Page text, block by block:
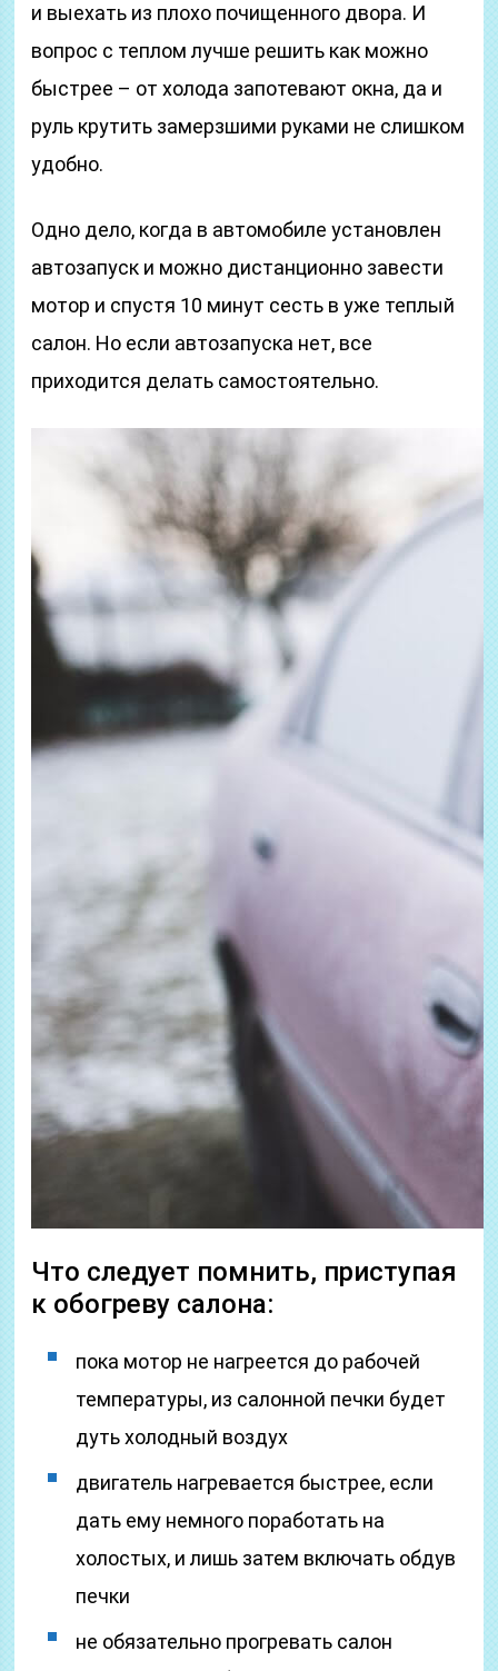
и выехать из плохо почищенного двора. И
вопрос с теплом лучше решить как можно
быстрее – от холода запотевают окна, да и
руль крутить замерзшими руками не слишком
удобно.
Одно дело, когда в автомобиле установлен
автозапуск и можно дистанционно завести
мотор и спустя 10 минут сесть в уже теплый
салон. Но если автозапуска нет, все
приходится делать самостоятельно.
Что следует помнить, приступая
к обогреву салона:
пока мотор не нагреется до рабочей
температуры, из салонной печки будет
дуть холодный воздух
двигатель нагревается быстрее, если
дать ему немного поработать на
холостых, и лишь затем включать обдув
печки
не обязательно прогревать салон